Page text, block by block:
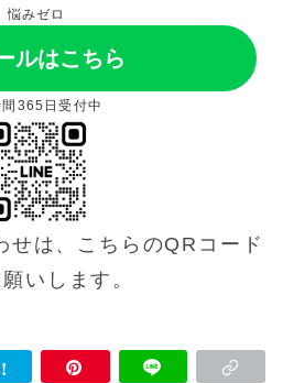
悩みゼロ
ルはこちら
365日受付中
せは、こちらのQRコード
いします。